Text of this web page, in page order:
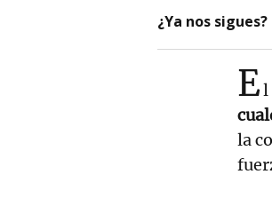
¿Ya nos sigues?
El
la